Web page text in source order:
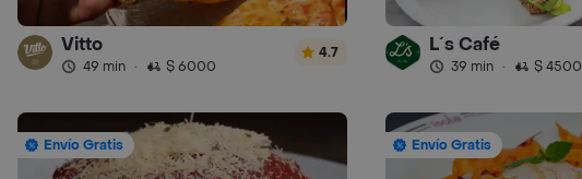
Vitto
49 min · $ 6000
4.7 L´s Café
39 min · $ 4500
Envío Gratis Envío Gratis